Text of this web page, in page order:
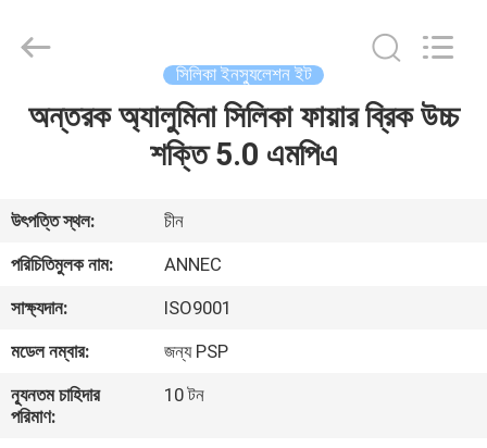
বাড়ি
আমাদের
সম্পর্কে
কারখানা
পরিদর্শন
সিলিকা ইনস্যুলেশন ইট
অন্তরক অ্যালুমিনা সিলিকা ফায়ার ব্রিক উচ্চ
শক্তি 5.0 এমপিএ
উৎপত্তি স্থল:
চীন
পরিচিতিমুলক নাম:
ANNEC
সাক্ষ্যদান:
ISO9001
মডেল নম্বার:
জন্য PSP
ন্যূনতম চাহিদার
পরিমাণ:
10 টন